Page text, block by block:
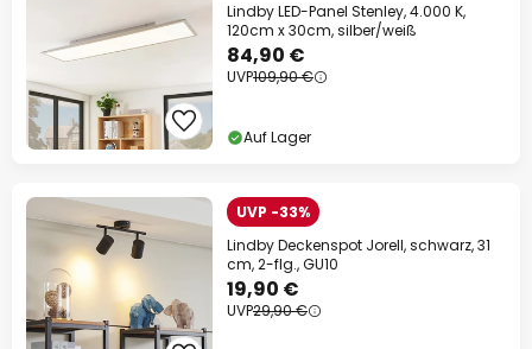
Lindby LED-Panel Stenley, 4.000 K,
120cm x 30cm, silber/weiß
84,90 €
UVP109,90 €
Auf Lager
UVP -33%
Lindby Deckenspot Jorell, schwarz, 31
cm, 2-flg., GU10
19,90 €
UVP29,90 €